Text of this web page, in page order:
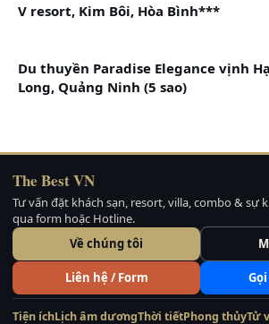
V resort, Kim Bôi, Hòa Bình***
Du thuyền Paradise Elegance vịnh Hạ
Long, Quảng Ninh (5 sao)
The Best VN
Tư vấn đặt khách sạn, resort, villa, combo & sự
qua form hoặc Hotline.
Về chúng tôi
Liên hệ / Form
Tiện íchLịch âm dươngThời tiếtPhong thủyTử